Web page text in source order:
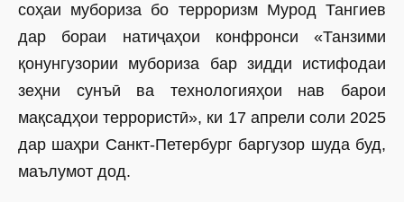
соҳаи мубориза бо терроризм Мурод Тангиев
дар бораи натиҷаҳои конфронси «Танзими
қонунгузории мубориза бар зидди истифодаи
зеҳни сунъӣ ва технологияҳои нав барои
мақсадҳои террористӣ», ки 17 апрели соли 2025
дар шаҳри Санкт-Петербург баргузор шуда буд,
маълумот дод.